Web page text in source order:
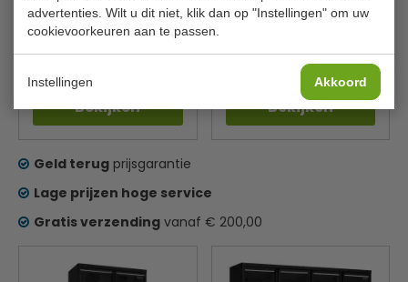
advertenties. Wilt u dit niet, klik dan op "Instellingen" om uw
cookievoorkeuren aan te passen.
Instellingen Akkoord
D71 cm
CombiSteel
Bekijken
€ 2163,00
Bekijken
Geld terug prijsgarantie
Lage prijzen hoge service
Gratis verzending vanaf € 200,00